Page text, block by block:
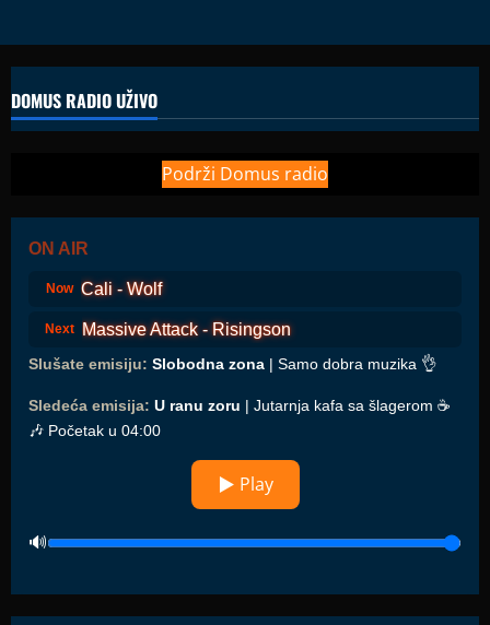
DOMUS RADIO UŽIVO
Podrži Domus radio
ON AIR
Now Cali - Wolf
Next Massive Attack - Risingson
Slušate emisiju: Slobodna zona | Samo dobra muzika 👌
Sledeća emisija: U ranu zoru | Jutarnja kafa sa šlagerom ☕️
🎶 Početak u 04:00
▶ Play